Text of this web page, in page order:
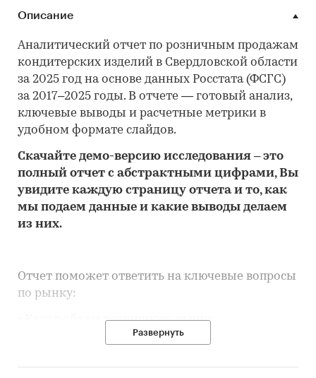
Описание
Аналитический отчет по розничным продажам
кондитерских изделий в Свердловской области
за 2025 год на основе данных Росстата (ФСГС)
за 2017–2025 годы. В отчете — готовый анализ,
ключевые выводы и расчетные метрики в
удобном формате слайдов.
Скачайте демо-версию исследования – это
полный отчет с абстрактными цифрами, Вы
увидите каждую страницу отчета и то,как
мы подаем данные и какие выводы делаем
из них.
Отчет поможет ответить на ключевые вопросы
по рынку:
• Каков объем розничного рынка
кондитерских изделий в Свердловской
другими регионами России?
Развернуть